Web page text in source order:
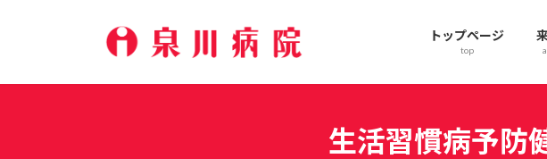
トップページ
top
生活習慣病予防